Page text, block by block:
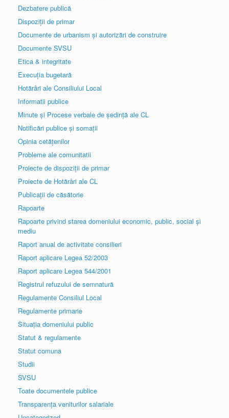
Dezbatere publică
Dispoziții de primar
Documente de urbanism și autorizări de construire
Documente SVSU
Etica & integritate
Execuția bugetară
Hotărâri ale Consiliului Local
Informatii publice
Minute și Procese verbale de ședință ale CL
Notificări publice și somații
Opinia cetățenilor
Probleme ale comunitatii
Proiecte de dispoziții de primar
Proiecte de Hotărâri ale CL
Publicații de căsătorie
Rapoarte
Rapoarte privind starea domeniului economic, public, social și
mediu
Raport anual de activitate consilieri
Raport aplicare Legea 52/2003
Raport aplicare Legea 544/2001
Registrul refuzului de semnatură
Regulamente Consiliul Local
Regulamente primarie
Situația domeniului public
Statut & regulamente
Statut comuna
Studii
SVSU
Toate documentele publice
Transparența veniturilor salariale